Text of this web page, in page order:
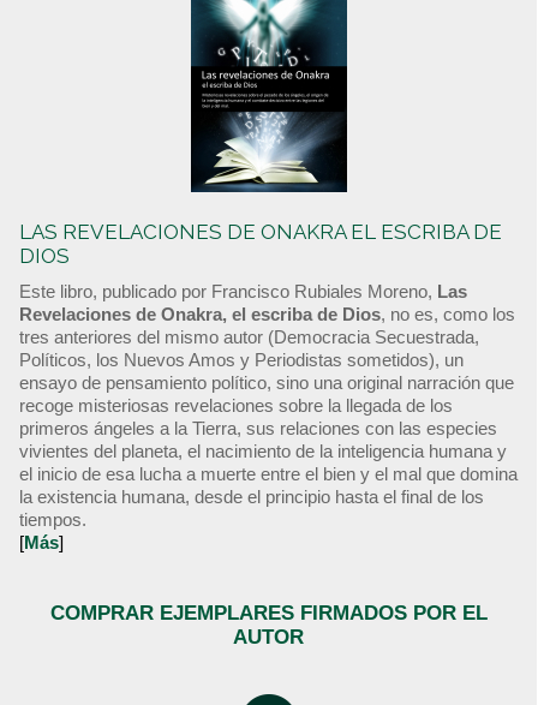
LAS REVELACIONES DE ONAKRA EL ESCRIBA DE
DIOS
Este libro, publicado por Francisco Rubiales Moreno, Las
Revelaciones de Onakra, el escriba de Dios, no es, como los
tres anteriores del mismo autor (Democracia Secuestrada,
Políticos, los Nuevos Amos y Periodistas sometidos), un
ensayo de pensamiento político, sino una original narración que
recoge misteriosas revelaciones sobre la llegada de los
primeros ángeles a la Tierra, sus relaciones con las especies
vivientes del planeta, el nacimiento de la inteligencia humana y
el inicio de esa lucha a muerte entre el bien y el mal que domina
la existencia humana, desde el principio hasta el final de los
tiempos.
[Más]
COMPRAR EJEMPLARES FIRMADOS POR EL
AUTOR